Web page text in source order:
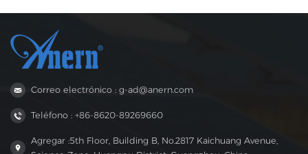
Correo electrónico : g-ad@anern.com
Teléfono : +86-8620-89269660
Agregar :5th Floor, Building B, No.2817 Kaichuang Avenue,